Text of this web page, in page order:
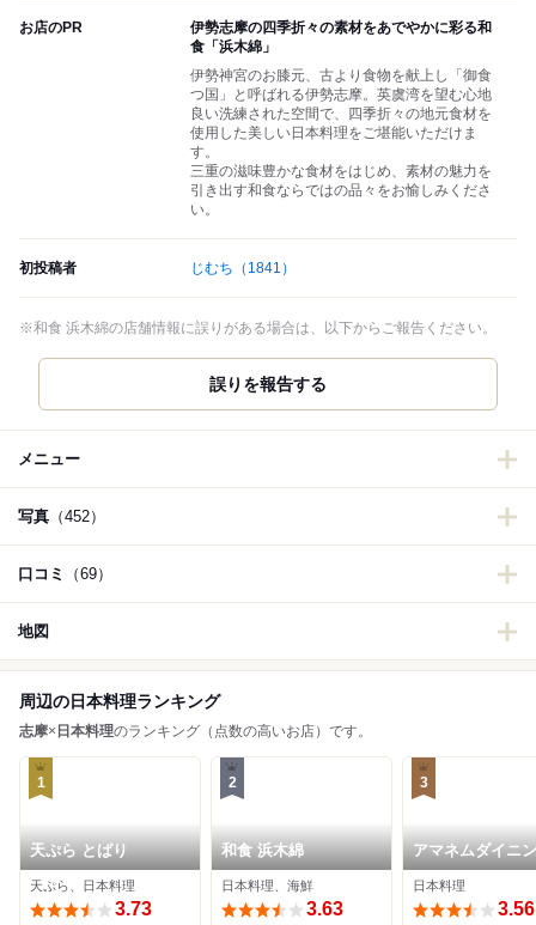
お店のPR
伊勢志摩の四季折々の素材をあでやかに彩る和
食「浜木綿」
伊勢神宮のお膝元、古より食物を献上し「御食
つ国」と呼ばれる伊勢志摩。英虞湾を望む心地
良い洗練された空間で、四季折々の地元食材を
使用した美しい日本料理をご堪能いただけま
す。
三重の滋味豊かな食材をはじめ、素材の魅力を
引き出す和食ならではの品々をお愉しみくださ
い。
初投稿者 じむち （1841）
※和食 浜木綿の店舗情報に誤りがある場合は、以下からご報告ください。
誤りを報告する
メニュー
写真 （452）
口コミ （69）
地図
周辺の日本料理ランキング
志摩× 日本料理のランキング（点数の高いお店）です。
1
天ぷら とばり
天ぷら、日本料理
3.73
2
和食 浜木綿
日本料理、海鮮
3.63
3
アマネムダイニ
日本料理
3.56